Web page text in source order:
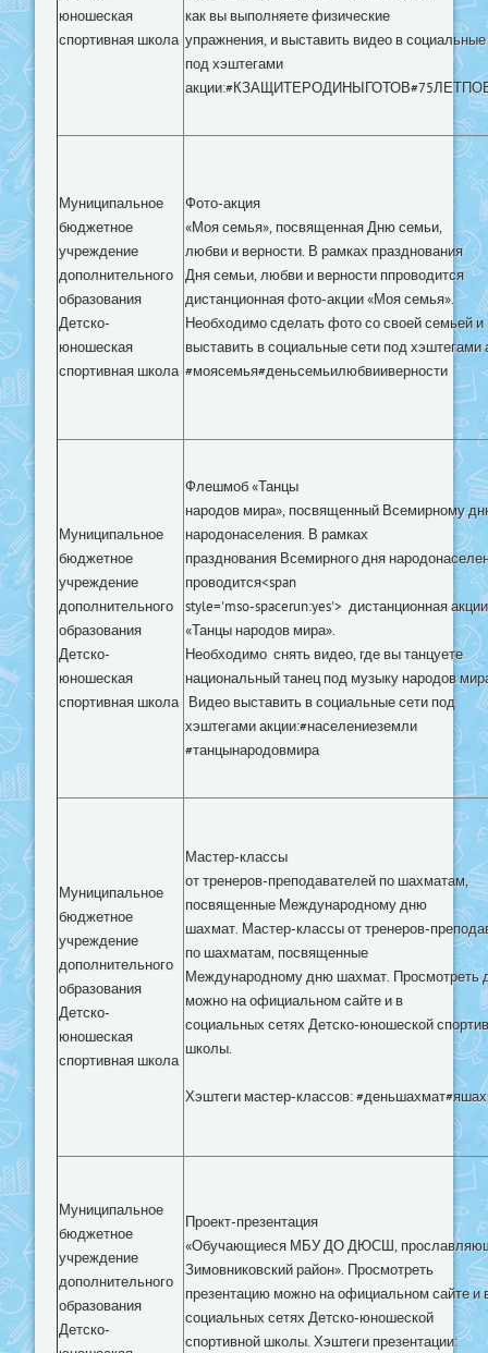
юношеская
спортивная школа
как вы выполняете физические
упражнения, и выставить видео в социальные
под хэштегами
Муниципальное
бюджетное
учреждение
дополнительного
образования
Детско-
юношеская
спортивная школа
Фото-акция
«Моя семья», посвященная Дню семьи,
любви и верности. В рамках празднования
Дня семьи, любви и верности ппроводится
дистанционная фото-акции «Моя семья».
Необходимо сделать фото со своей семьей и
выставить в социальные сети под хэштегами
#моясемья#деньсемьилюбвииверности
Муниципальное
бюджетное
учреждение
дополнительного
образования
Детско-
юношеская
спортивная школа
Флешмоб «Танцы
народов мира», посвященный Всемирному
народонаселения. В рамках
празднования Всемирного дня
проводится<span
style='mso-spacerun:yes'> дистанционная акции
«Танцы народов мира».
Необходимо снять видео, где вы танцуете
национальный танец под музыку народов
Видео выставить в социальные сети под
хэштегами акции:#населениеземли
#танцынародовмира
Муниципальное
бюджетное
учреждение
дополнительного
образования
Детско-
юношеская
спортивная школа
Мастер-классы
от тренеров-преподавателей по шахматам,
посвященные Международному дню
шахмат. Мастер-классы от тренеров-
по шахматам, посвященные
Международному дню шахмат. Просмотреть
можно на официальном сайте и в
социальных сетях Детско-юношеской
школы.
Хэштеги мастер-классов:
Муниципальное
бюджетное
учреждение
дополнительного
образования
Детско-
Проект-презентация
«Обучающиеся МБУ ДО ДЮСШ,
Зимовниковский район». Просмотреть
презентацию можно на официальном сайте и
социальных сетях Детско-юношеской
спортивной школы. Хэштеги презентации: